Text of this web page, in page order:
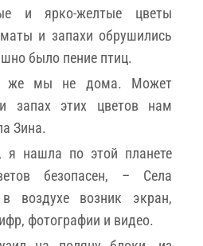
и ярко-желтые цветы
и запахи обрушились
было пение птиц.
же мы не дома. Может
запах этих цветов нам
Зина.
я нашла по этой планете
безопасен, – Села
воздухе возник экран,
фотографии и видео.